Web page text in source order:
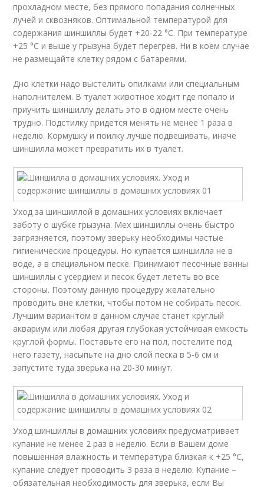
прохладном месте, без прямого попадания солнечных
лучей и сквозняков. Оптимальной температурой для
содержания шиншиллы будет +20-22 °C. При температуре
+25 °C и выше у грызуна будет перегрев. Ни в коем случае
не размещайте клетку рядом с батареями.
Дно клетки надо выстелить опилками или специальным
наполнителем. В туалет животное ходит где попало и
приучить шиншиллу делать это в одном месте очень
трудно. Подстилку придется менять не менее 1 раза в
неделю. Кормушку и поилку лучше подвешивать, иначе
шиншилла может превратить их в туалет.
Уход за шиншиллой в домашних условиях включает
заботу о шубке грызуна. Мех шиншиллы очень быстро
загрязняется, поэтому зверьку необходимы частые
гигиенические процедуры. Но купается шиншилла не в
воде, а в специальном песке. Принимают песочные ванны
шиншиллы с усердием и песок будет лететь во все
стороны. Поэтому данную процедуру желательно
проводить вне клетки, чтобы потом не собирать песок.
Лучшим вариантом в данном случае станет круглый
аквариум или любая другая глубокая устойчивая емкость
круглой формы. Поставьте его на пол, постелите под
него газету, насыпьте на дно слой песка в 5-6 см и
запустите туда зверька на 20-30 минут.
Уход шиншиллы в домашних условиях предусматривает
купание не менее 2 раз в неделю. Если в Вашем доме
повышенная влажность и температура близкая к +25 °C,
купание следует проводить 3 раза в неделю. Купание –
обязательная необходимость для зверька, если Вы